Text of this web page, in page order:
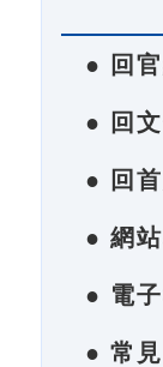
● 回
● 回
● 回
● 網
● 電
● 常